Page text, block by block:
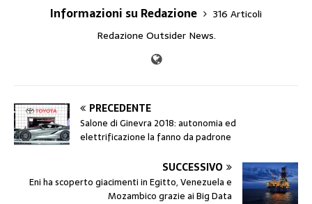
Informazioni su Redazione
316 Articoli
Redazione Outsider News.
PRECEDENTE
Salone di Ginevra 2018: autonomia ed
elettrificazione la fanno da padrone
SUCCESSIVO
Eni ha scoperto giacimenti in Egitto, Venezuela e
Mozambico grazie ai Big Data